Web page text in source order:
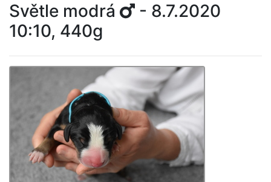
Světle modrá
- 8.7.2020
10:10, 440g